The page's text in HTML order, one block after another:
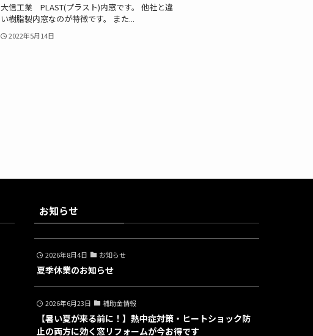
大信工業 PLAST(プラスト)内窓です。 他社と違
い樹脂製内窓なのが特徴です。 また...
2022年5月14日
お知らせ
2026年8月4日 お知らせ
夏季休業のお知らせ
2026年6月23日 補助金情報
【暑い夏が来る前に！】熱中症対策・ヒートショック防
止の両方に効く窓リフォームが今お得です